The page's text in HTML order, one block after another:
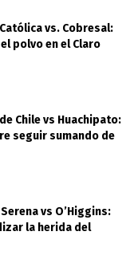
vs. Cobresal:
polvo en el Claro
Chile vs Huachipato:
seguir sumando de
vs O’Higgins:
la herida del